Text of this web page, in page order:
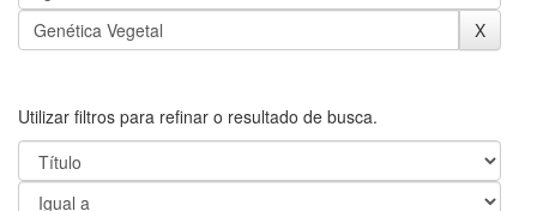
Utilizar filtros para refinar o resultado de busca.